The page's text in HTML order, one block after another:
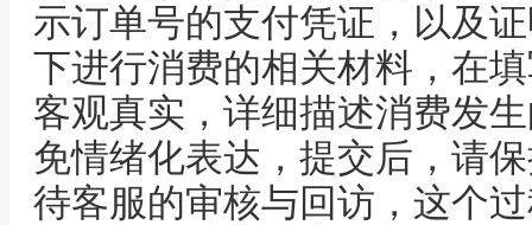
示订单号的支付凭证，以及
下进行消费的相关材料，在
客观真实，详细描述消费发
免情绪化表达，提交后，请
待客服的审核与回访，这个